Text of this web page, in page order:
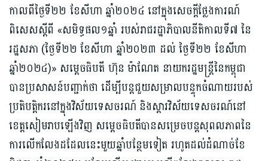
កាលពីថ្ងៃទី២២ ខែសីហា ឆ្នាំ២០២៤ នៅក្នុងសេចក្តីថ្លែងការណ៍
ពិសេសស្តីពី «សមិទ្ធផល១ឆ្នាំ របស់រាជរដ្ឋាភិបាលនីតិកាលទី៧ នៃ
រដ្ឋសភា (ថ្ងៃទី២២ ខែសីហា ឆ្នាំ២០២៣ ដល់ ថ្ងៃទី២២ ខែសីហា
ឆ្នាំ២០២៤)» សម្តេចធិបតី ហ៊ុន ម៉ាណែត នាយករដ្ឋមន្ត្រីនៃកម្ពុជា
បានប្រសាសន៍បញ្ជាក់ថា ដើម្បីបន្តជួយសម្រាលបន្ទុកចំណាយរបស់
ប្រតិបត្តិករនៅក្នុងវិស័យទេសចរណ៍ និងស្តារវិស័យទេសចរណ៍នៅ
ខេត្តសៀមរាបឡើងវិញ សម្តេចធិបតីបានសម្រេចបន្តសុពលភាពនៃ
ការលើកលែងដដែលនេះមួយឆ្នាំបន្ថែមទៀត រហូតដល់ដំណាច់ខែ